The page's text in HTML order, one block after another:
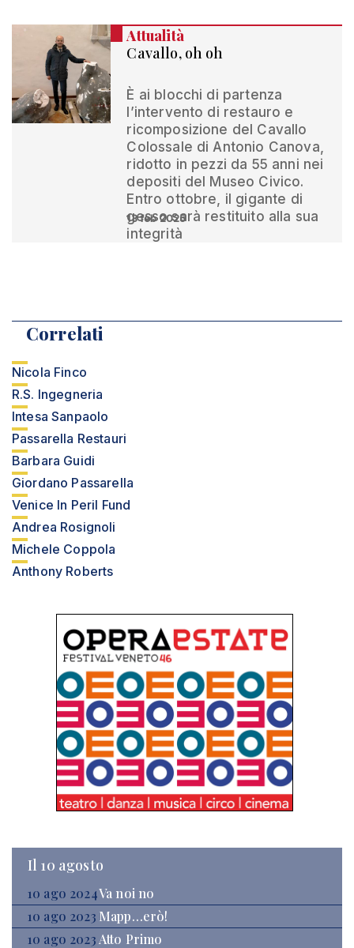
Attualità
Cavallo, oh oh
È ai blocchi di partenza
l’intervento di restauro e
ricomposizione del Cavallo
Colossale di Antonio Canova,
ridotto in pezzi da 55 anni nei
depositi del Museo Civico.
Entro ottobre, il gigante di
gesso sarà restituito alla sua
integrità
13 feb 2025
Correlati
Nicola Finco
R.S. Ingegneria
Intesa Sanpaolo
Passarella Restauri
Barbara Guidi
Giordano Passarella
Venice In Peril Fund
Andrea Rosignoli
Michele Coppola
Anthony Roberts
Il 10 agosto
10 ago 2024Va noi no
10 ago 2023 Mapp…erò!
10 ago 2023 Atto Primo